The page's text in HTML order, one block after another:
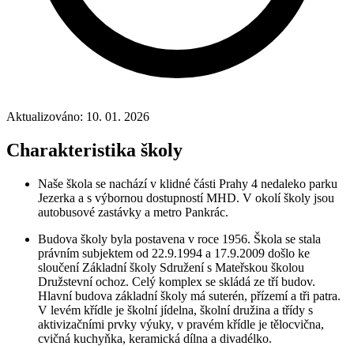
Aktualizováno: 10. 01. 2026
Charakteristika školy
Naše škola se nachází v klidné části Prahy 4 nedaleko parku
Jezerka a s výbornou dostupností MHD. V okolí školy jsou
autobusové zastávky a metro Pankrác.
Budova školy byla postavena v roce 1956. Škola se stala
právním subjektem od 22.9.1994 a 17.9.2009 došlo ke
sloučení Základní školy Sdružení s Mateřskou školou
Družstevní ochoz. Celý komplex se skládá ze tří budov.
Hlavní budova základní školy má suterén, přízemí a tři patra.
V levém křídle je školní jídelna, školní družina a třídy s
aktivizačními prvky výuky, v pravém křídle je tělocvična,
cvičná kuchyňka, keramická dílna a divadélko.